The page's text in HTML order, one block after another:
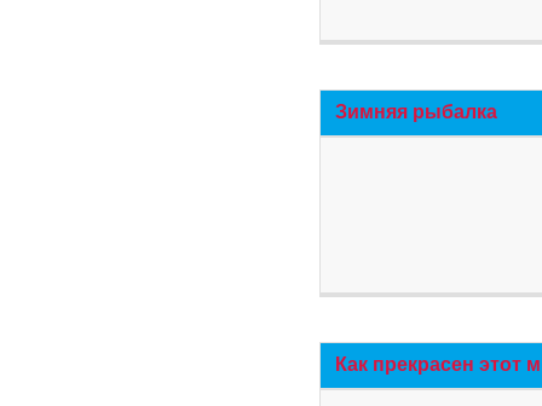
Зимняя рыбалка
Как прекрасен этот